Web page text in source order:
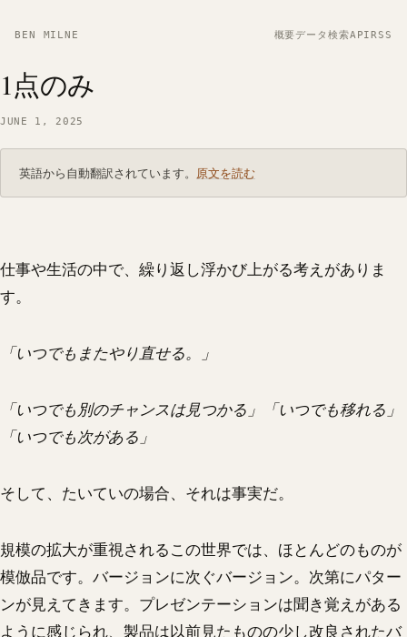
BEN MILNE 概要データ 検索APIRSS
1点のみ
JUNE 1, 2025
英語から自動翻訳されています。 原文を読む
仕事や生活の中で、繰り返し浮かび上がる考えがありま
す。
「いつでもまたやり直せる。」
「いつでも別のチャンスは見つかる」「いつでも移れる」
「いつでも次がある」
そして、たいていの場合、それは事実だ。
規模の拡大が重視されるこの世界では、ほとんどのものが
模倣品です。バージョンに次ぐバージョン。次第にパター
ンが見えてきます。プレゼンテーションは聞き覚えがある
ように感じられ、製品は以前見たものの少し改良されたバ